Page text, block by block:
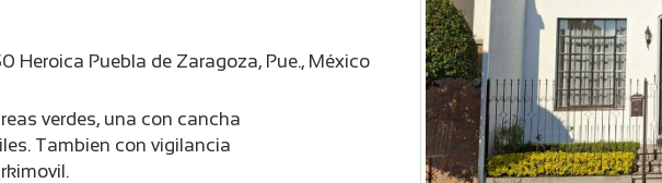
Heroica Puebla de Zaragoza, Pue., México
verdes, una con cancha
Tambien con vigilancia